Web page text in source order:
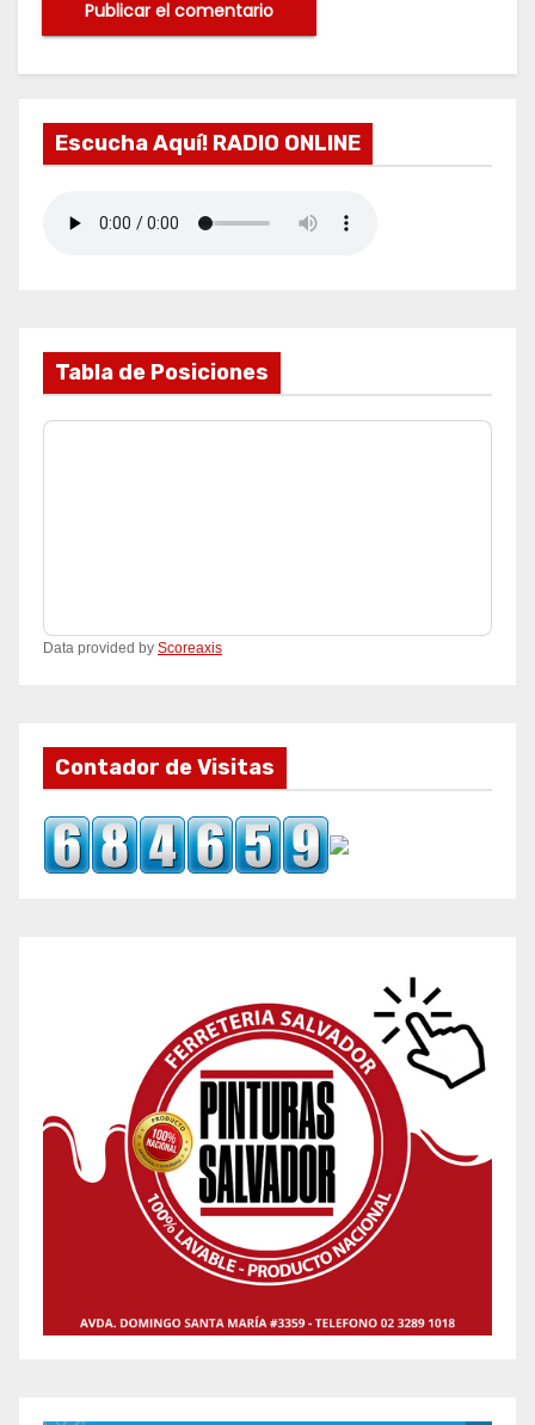
Escucha Aquí! RADIO ONLINE
Tabla de Posiciones
Data provided by Scoreaxis
Contador de Visitas